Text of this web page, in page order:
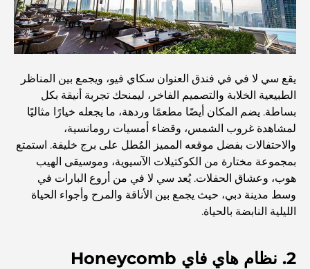
اكتشف أفضل وجبة إفطار في منطقة الخليج التجاري، دبي
المستشفيات الحكومية في دبي: رعاية صحية شاملة للجميع
أغلى سيارة لامبورغيني على الإطلاق: قائمة هواة الجمع
أغلى مدارس جيمس في دبي: دليل شامل للآباء
أفضل المدارس القريبة من داماك هيلز 2: دليل للعائلات
أفضل المطاعم الهندية في دبي: رحلة طهي
يقع سي لا في في فندق العنوان سكاي فيو، ويجمع بين المناظر
الطبيعية الخلابة والتصميم الفاخر، ليمنحك تجربة أنيقة بكل
بساطة. يضم المكان أيضًا مطعمًا وردهة، ما يجعله خيارًا مثاليًا
لمشاهدة غروب الشمس، وقضاء أمسيات رومانسية،
والاحتفالات بفضل موقعه المميز المُطل على برج خليفة. استمتع
بمجموعة مختارة من الكوكتيلات الآسيوية، وموسيقى الهيب
هوب، وعشاق الحفلات. يُعد سي لا في من أروع البارات في
وسط مدينة دبي، حيث يجمع بين الأناقة والمرح وأجواء الحياة
الليلية النابضة بالحياة.
2. نظام هاي فاي Honeycomb